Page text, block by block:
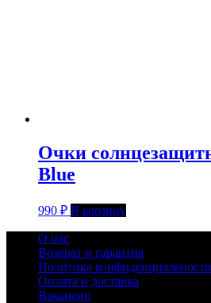
Очки
Blue
990 ₽ В корзину
О нас
Возврат и гарантия
Политика конфиденциальности
Оплата и доставка
Вакансии